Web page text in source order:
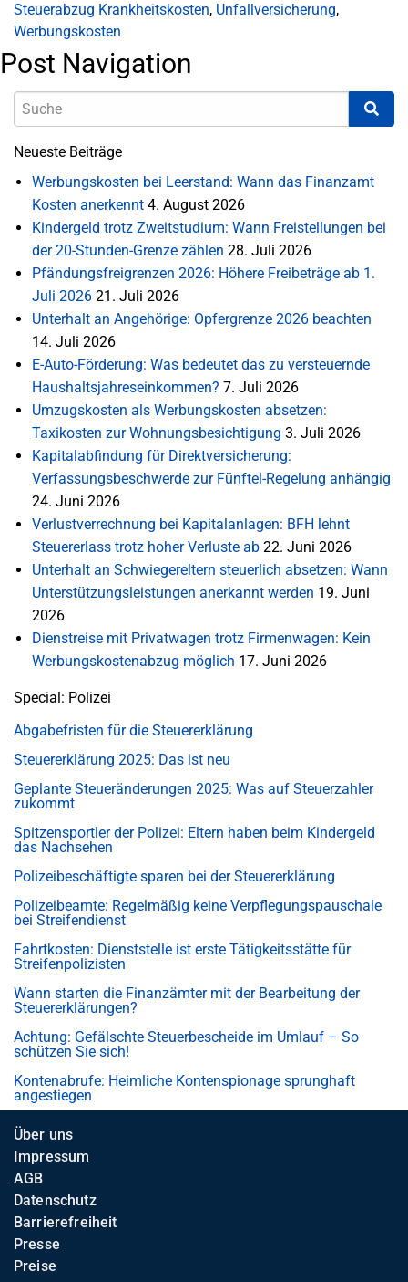
Steuerabzug Krankheitskosten, Unfallversicherung,
Werbungskosten
Post Navigation
Neueste Beiträge
Werbungskosten bei Leerstand: Wann das Finanzamt
Kosten anerkennt 4. August 2026
Kindergeld trotz Zweitstudium: Wann Freistellungen bei
der 20-Stunden-Grenze zählen 28. Juli 2026
Pfändungsfreigrenzen 2026: Höhere Freibeträge ab 1.
Juli 2026 21. Juli 2026
Unterhalt an Angehörige: Opfergrenze 2026 beachten
14. Juli 2026
E-Auto-Förderung: Was bedeutet das zu versteuernde
Haushaltsjahreseinkommen? 7. Juli 2026
Umzugskosten als Werbungskosten absetzen:
Taxikosten zur Wohnungsbesichtigung 3. Juli 2026
Kapitalabfindung für Direktversicherung:
Verfassungsbeschwerde zur Fünftel-Regelung anhängig
24. Juni 2026
Verlustverrechnung bei Kapitalanlagen: BFH lehnt
Steuererlass trotz hoher Verluste ab 22. Juni 2026
Unterhalt an Schwiegereltern steuerlich absetzen: Wann
Unterstützungsleistungen anerkannt werden 19. Juni
2026
Dienstreise mit Privatwagen trotz Firmenwagen: Kein
Werbungskostenabzug möglich 17. Juni 2026
Special: Polizei
Abgabefristen für die Steuererklärung
Steuererklärung 2025: Das ist neu
Geplante Steueränderungen 2025: Was auf Steuerzahler
zukommt
Spitzensportler der Polizei: Eltern haben beim Kindergeld
das Nachsehen
Polizeibeschäftigte sparen bei der Steuererklärung
Polizeibeamte: Regelmäßig keine Verpflegungspauschale
bei Streifendienst
Fahrtkosten: Dienststelle ist erste Tätigkeitsstätte für
Streifenpolizisten
Wann starten die Finanzämter mit der Bearbeitung der
Steuererklärungen?
Achtung: Gefälschte Steuerbescheide im Umlauf – So
schützen Sie sich!
Kontenabrufe: Heimliche Kontenspionage sprunghaft
angestiegen
Über uns
Impressum
AGB
Datenschutz
Barrierefreiheit
Presse
Preise